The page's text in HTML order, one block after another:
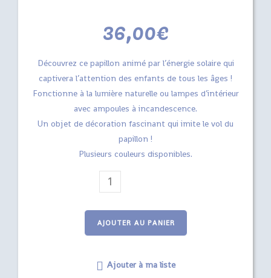
36,00€
Découvrez ce papillon animé par l’énergie solaire qui
captivera l’attention des enfants de tous les âges !
Fonctionne à la lumière naturelle ou lampes d’intérieur
avec ampoules à incandescence.
Un objet de décoration fascinant qui imite le vol du
papillon !
Plusieurs couleurs disponibles.
Papillon
Suspendu
en
Perpétuel
AJOUTER AU PANIER
Ajouter à ma liste